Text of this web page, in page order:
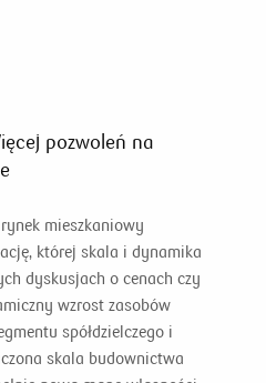
pozwoleń na
mieszkaniowy
której skala i dynamika
dyskusjach o cenach czy
wzrost zasobów
spółdzielczego i
skala budownictwa